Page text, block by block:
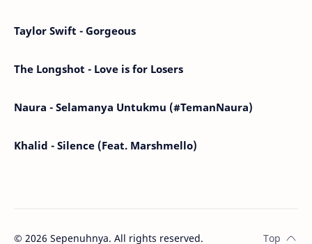
Taylor Swift - Gorgeous
The Longshot - Love is for Losers
Naura - Selamanya Untukmu (#TemanNaura)
Khalid - Silence (Feat. Marshmello)
© 2026 Sepenuhnya. All rights reserved.